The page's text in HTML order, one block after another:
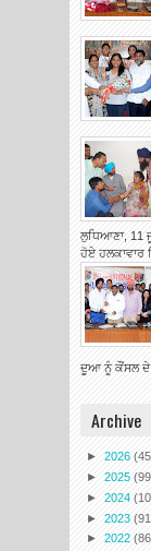
ਲੁਧਿਆਣਾ, 11
ਹੋਏ ਹਲਕਾਵਾਰ
ਦੂਆ ਨੂੰ ਕੌਂਸਲ ਦੇ
Archive
► 2026
► 2025
► 2024
► 2023
► 2022